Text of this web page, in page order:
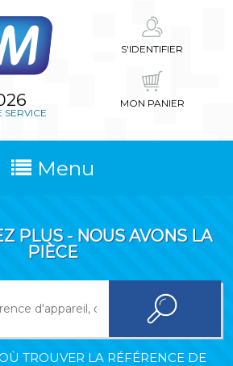
SERVICE
S'IDENTIFIER
MON PANIER
Menu
PLUS - NOUS AVONS LA
PIÈCE
TROUVER LA RÉFÉRENCE DE